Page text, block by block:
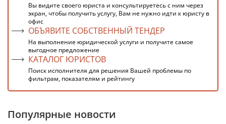
Вы видите своего юриста и консультируетесь с ним через
экран, чтобы получить услугу, Вам не нужно идти к юристу в
офис
ОБЪЯВИТЕ СОБСТВЕННЫЙ ТЕНДЕР
На выполнение юридической услуги и получите самое
выгодное предложение
КАТАЛОГ ЮРИСТОВ
Поиск исполнителя для решения Вашей проблемы по
фильтрам, показателям и рейтингу
Популярные новости